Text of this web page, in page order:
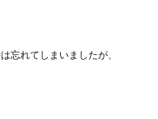
忘れてしまいましたが、